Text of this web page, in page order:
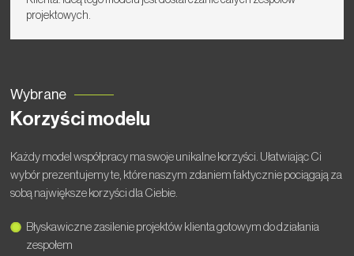
projektowych.
Wybrane
Korzyści modelu
Każdy model współpracy ma swoje unikalne korzyści. Ułatwiając Ci
wybór prezentujemy te, które naszym zdaniem faktycznie pociągają za
sobą największe korzyści dla Ciebie.
Błyskawiczne zasilenie projektów klienta gotowym do działania
zespołem